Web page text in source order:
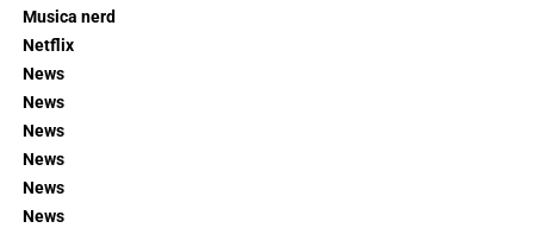
Musica nerd
Netflix
News
News
News
News
News
News